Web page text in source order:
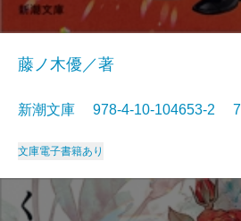
藤ノ木優／著
新潮文庫 978-4-10-104653-2
文庫電子書籍あり